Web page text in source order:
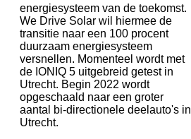
energiesysteem van de toekomst.
We Drive Solar wil hiermee de
transitie naar een 100 procent
duurzaam energiesysteem
versnellen. Momenteel wordt met
de IONIQ 5 uitgebreid getest in
Utrecht. Begin 2022 wordt
opgeschaald naar een groter
aantal bi-directionele deelauto's in
Utrecht.